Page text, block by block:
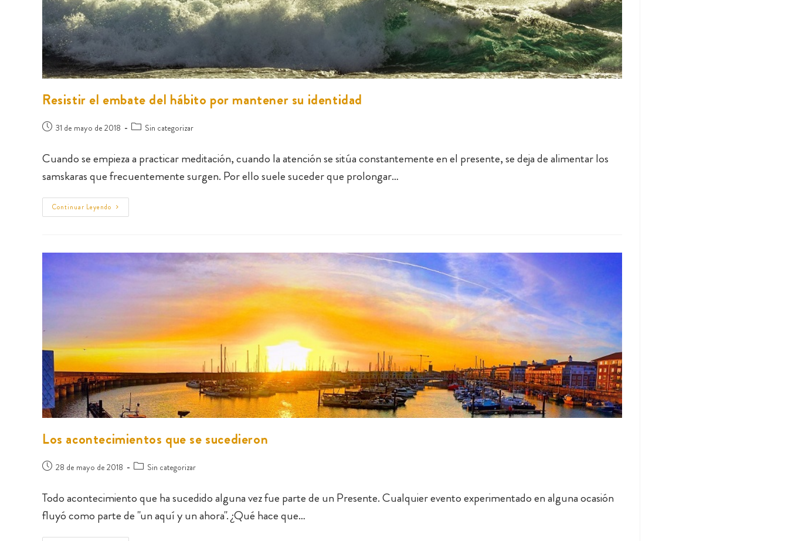
Resistir el embate del hábito por mantener su identidad
31 de mayo de 2018 Sin categorizar
Cuando se empieza a practicar meditación, cuando la atención se sitúa constantemente en el presente, se deja de alimentar los
samskaras que frecuentemente surgen. Por ello suele suceder que prolongar…
Continuar Leyendo
Los acontecimientos que se sucedieron
28 de mayo de 2018 Sin categorizar
Todo acontecimiento que ha sucedido alguna vez fue parte de un Presente. Cualquier evento experimentado en alguna ocasión
fluyó como parte de "un aquí y un ahora". ¿Qué hace que…